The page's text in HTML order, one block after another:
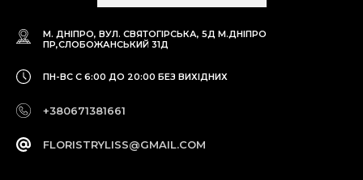
М. ДНІПРО, ВУЛ. СВЯТОГІРСЬКА, 5Д М.ДНІПРО
ПР,СЛОБОЖАНСЬКИЙ 31Д
ПН-ВС С 6:00 ДО 20:00 БЕЗ ВИХІДНИХ
+380671381661
FLORISTRYLISS@GMAIL.COM